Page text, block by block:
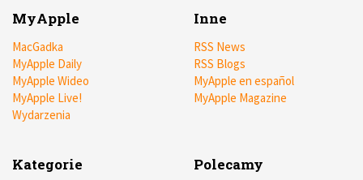
MyApple
MacGadka
MyApple Daily
MyApple Wideo
MyApple Live!
Wydarzenia
Inne
RSS News
RSS Blogs
MyApple en español
MyApple Magazine
Kategorie Polecamy